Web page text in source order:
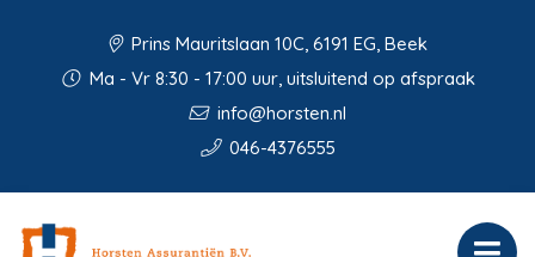
Prins Mauritslaan 10C, 6191 EG, Beek
Ma - Vr 8:30 - 17:00 uur, uitsluitend op afspraak
info@horsten.nl
046-4376555